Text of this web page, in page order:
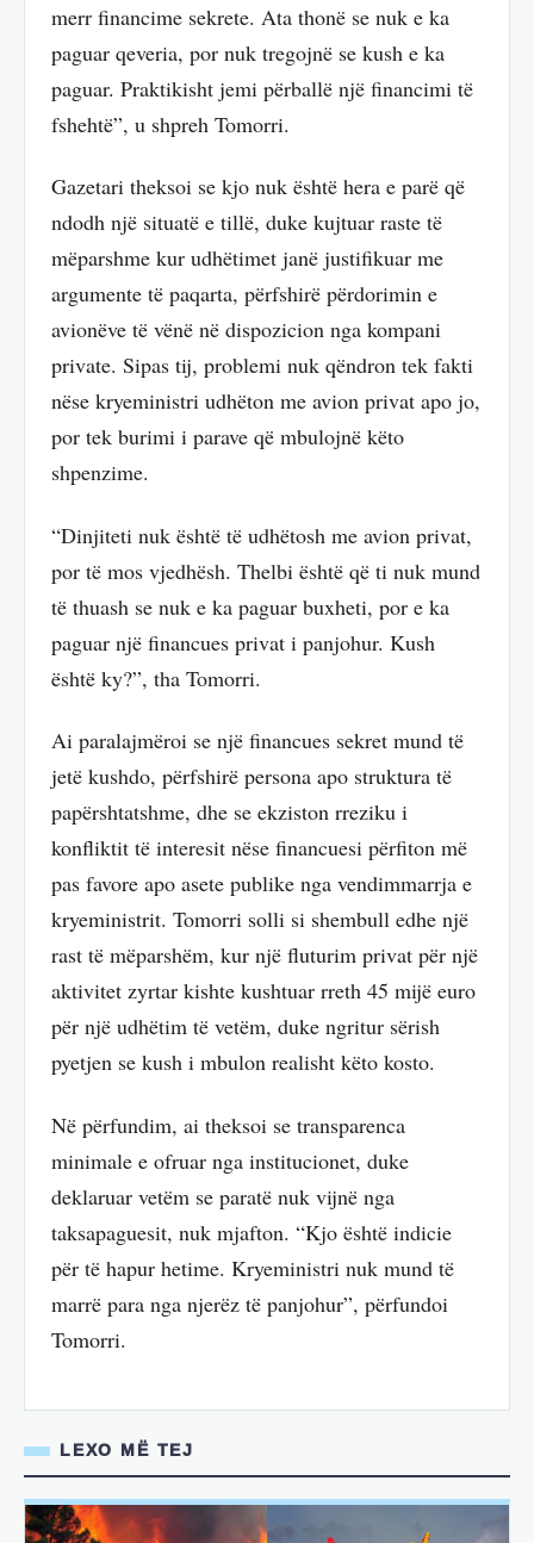
merr financime sekrete. Ata thonë se nuk e ka
paguar qeveria, por nuk tregojnë se kush e ka
paguar. Praktikisht jemi përballë një financimi të
fshehtë”, u shpreh Tomorri.
Gazetari theksoi se kjo nuk është hera e parë që
ndodh një situatë e tillë, duke kujtuar raste të
mëparshme kur udhëtimet janë justifikuar me
argumente të paqarta, përfshirë përdorimin e
avionëve të vënë në dispozicion nga kompani
private. Sipas tij, problemi nuk qëndron tek fakti
nëse kryeministri udhëton me avion privat apo jo,
por tek burimi i parave që mbulojnë këto
shpenzime.
“Dinjiteti nuk është të udhëtosh me avion privat,
por të mos vjedhësh. Thelbi është që ti nuk mund
të thuash se nuk e ka paguar buxheti, por e ka
paguar një financues privat i panjohur. Kush
është ky?”, tha Tomorri.
Ai paralajmëroi se një financues sekret mund të
jetë kushdo, përfshirë persona apo struktura të
papërshtatshme, dhe se ekziston rreziku i
konfliktit të interesit nëse financuesi përfiton më
pas favore apo asete publike nga vendimmarrja e
kryeministrit. Tomorri solli si shembull edhe një
rast të mëparshëm, kur një fluturim privat për një
aktivitet zyrtar kishte kushtuar rreth 45 mijë euro
për një udhëtim të vetëm, duke ngritur sërish
pyetjen se kush i mbulon realisht këto kosto.
Në përfundim, ai theksoi se transparenca
minimale e ofruar nga institucionet, duke
deklaruar vetëm se paratë nuk vijnë nga
taksapaguesit, nuk mjafton. “Kjo është indicie
për të hapur hetime. Kryeministri nuk mund të
marrë para nga njerëz të panjohur”, përfundoi
Tomorri.
LEXO MË TEJ